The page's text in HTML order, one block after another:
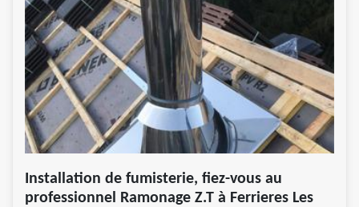
Installation de fumisterie, fiez-vous au
professionnel Ramonage Z.T à Ferrieres Les